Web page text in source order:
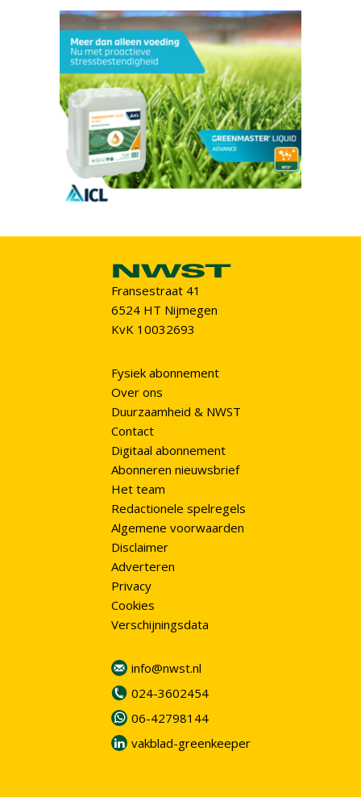
Fransestraat 41
6524 HT Nijmegen
KvK 10032693
Fysiek abonnement
Over ons
Duurzaamheid & NWST
Contact
Digitaal abonnement
Abonneren nieuwsbrief
Het team
Redactionele spelregels
Algemene voorwaarden
Disclaimer
Adverteren
Privacy
Cookies
Verschijningsdata
info@nwst.nl
024-3602454
06-42798144
vakblad-greenkeeper